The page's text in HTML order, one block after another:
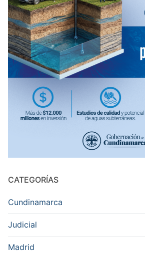
CATEGORÍAS
Cundinamarca
Judicial
Madrid